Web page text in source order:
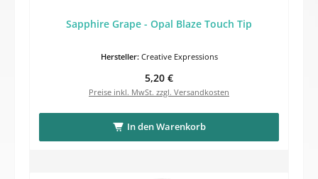
Sapphire Grape - Opal Blaze Touch Tip
Hersteller: Creative Expressions
Regulärer Preis:
5,20 €
Preise inkl. MwSt. zzgl. Versandkosten
In den Warenkorb